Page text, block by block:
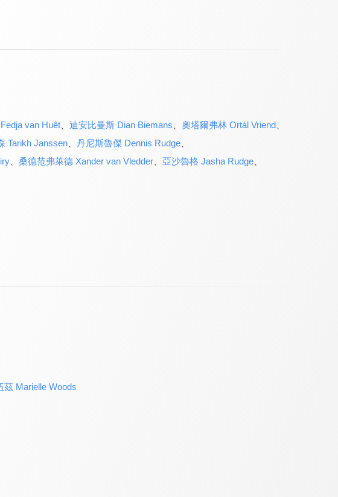
van Huêt、 迪安比曼斯 Dian Biemans 奧塔爾弗林 Ortál Vriend、
Tarikh Janssen、 丹尼斯魯傑 Dennis Rudge、
、 桑德范弗萊德 Xander van Vledder、 亞沙魯格 Jasha Rudge、
茲 Marielle Woods